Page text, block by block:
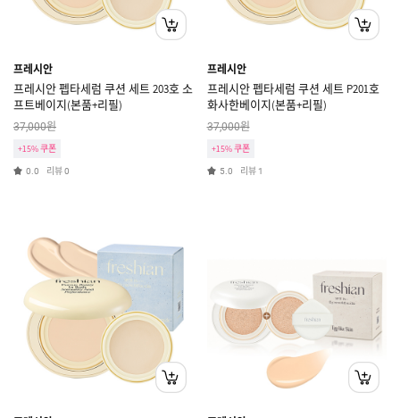
프레시안
프레시안 펩타세럼 쿠션 세트 203호 소
프트베이지(본품+리필)
37,000원
+15% 쿠폰
0.0 리뷰0
프레시안
프레시안 펩타세럼 쿠션 세트 P201호
화사한베이지(본품+리필)
37,000원
+15% 쿠폰
5.0 리뷰 1